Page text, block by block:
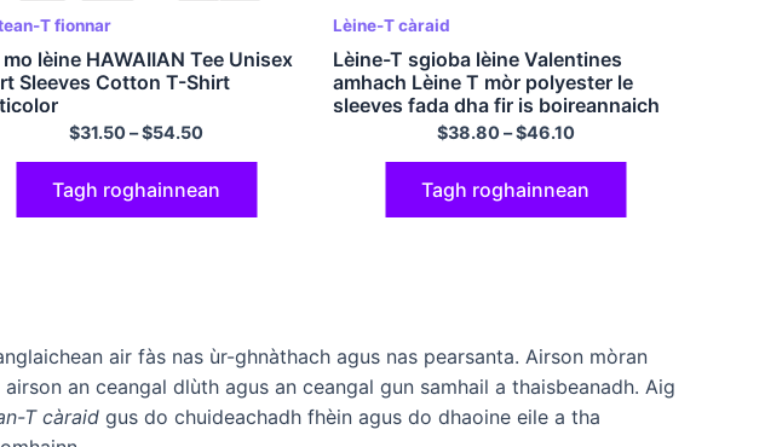
T fionnar
mo lèine HAWAIIAN Tee Unisex
Sleeves Cotton T-Shirt
$31.50–$54.50
Tagh roghainnean
Lèine-T càraid
Lèine-T sgioba lèine Valentines
amhach Lèine T mòr polyester le
sleeves fada dha fir is boireannaich
a’ maidseadh lèine càraid hoodie gun
$38.80–$46.10
Tagh roghainnean
air fàs nas ùr-ghnàthach agus nas pearsanta. Airson mòran
an ceangal dlùth agus an ceangal gun samhail a thaisbeanadh. Aig
T càraid gus do chuideachadh fhèin agus do dhaoine eile a tha